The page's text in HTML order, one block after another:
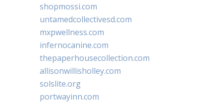
shopmossi.com
untamedcollectivesd.com
mxpwellness.com
infernocanine.com
thepaperhousecollection.com
allisonwillisholley.com
solslite.org
portwayinn.com